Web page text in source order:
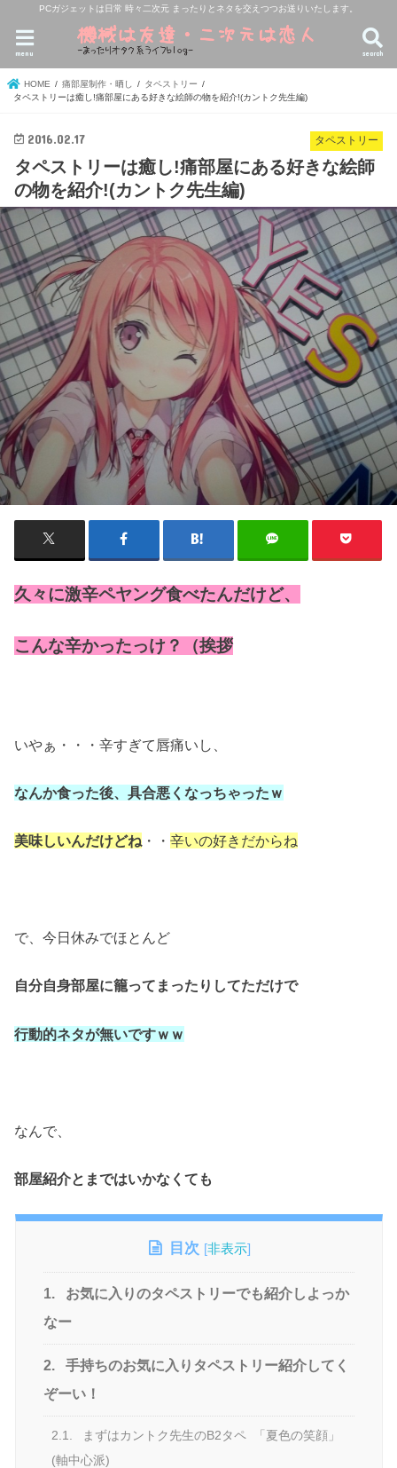
PCガジェットは日常 時々二次元 まったりとネタを交えつつお送りいたします。
search
menu
HOME 痛部屋制作・晒し
タペストリー
タペストリーは癒し!痛部屋にある好きな絵師の物を紹介!(カントク先生編)
タペストリー
2016.02.17
タペストリーは癒し!痛部屋にある好きな絵師
の物を紹介!(カントク先生編)
久々に激辛ペヤング食べたんだけど、
こんな辛かったっけ？（挨拶
いやぁ・・・辛すぎて唇痛いし、
なんか食った後、具合悪くなっちゃったｗ
美味しいんだけどね ・・辛いの好きだからね
で、今日休みでほとんど
自分自身部屋に籠ってまったりしてただけで
行動的ネタが無いですｗｗ
なんで、
部屋紹介とまではいかなくても
目次 [非表示]
1.
お気に入りのタペストリーでも紹介しよっか
なー
2.
手持ちのお気に入りタペストリー紹介してく
ぞーい！
2.1.
まずはカントク先生のB2タペ 「夏色の笑顔」
(軸中心派)